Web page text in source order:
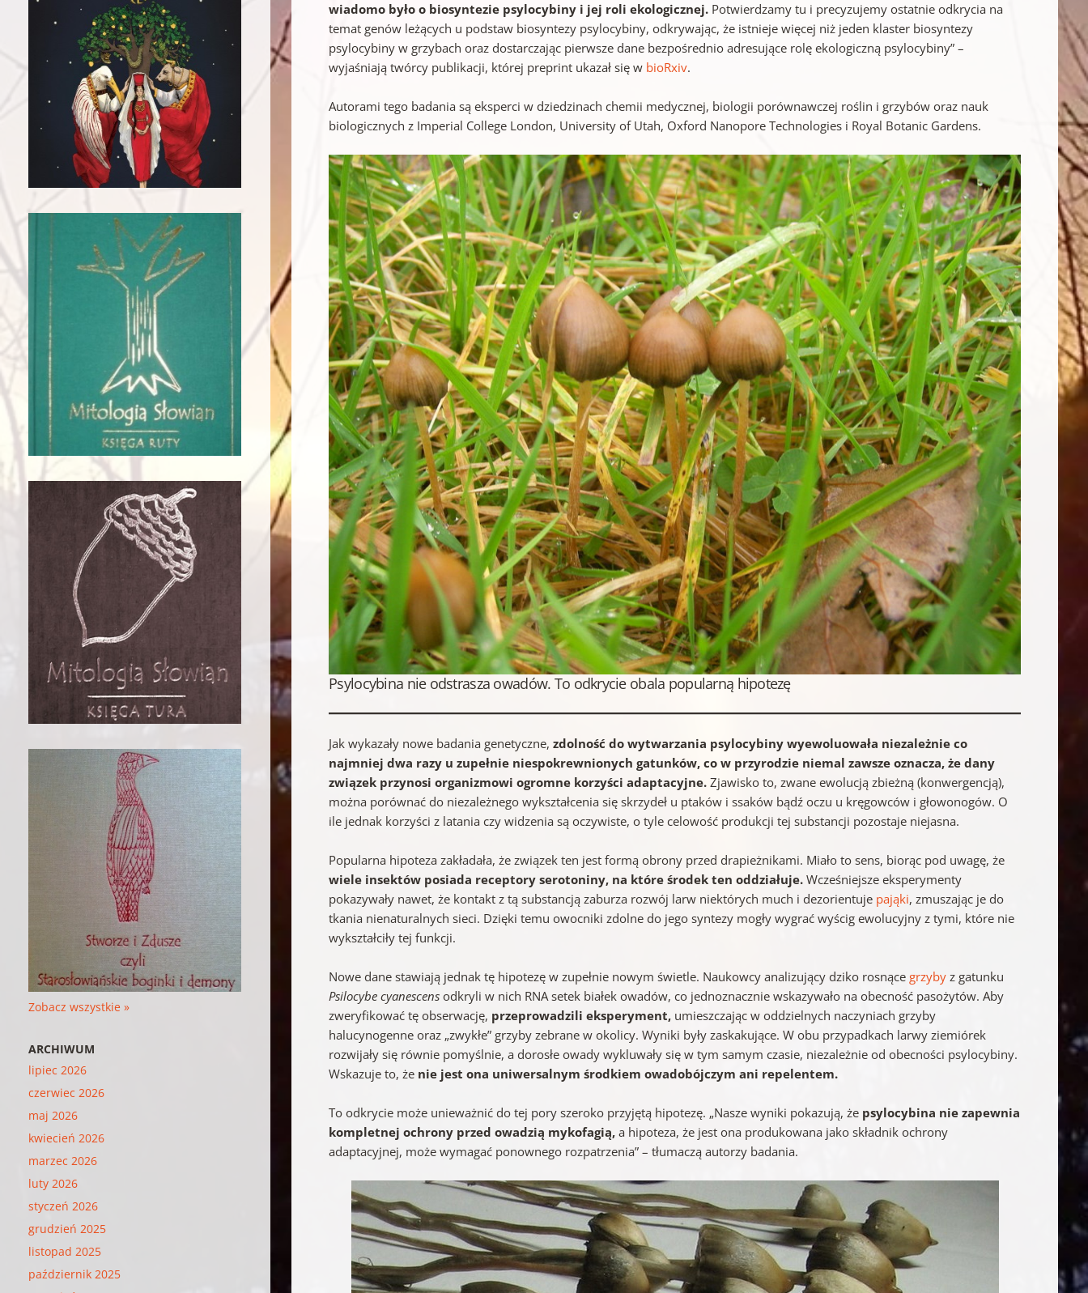
wiadomo było o biosyntezie psylocybiny i jej roli ekologicznej. Potwierdzamy tu i precyzujemy ostatnie odkrycia na
temat genów leżących u podstaw biosyntezy psylocybiny, odkrywając, że istnieje więcej niż jeden klaster biosyntezy
psylocybiny w grzybach oraz dostarczając pierwsze dane bezpośrednio adresujące rolę ekologiczną psylocybiny” –
wyjaśniają twórcy publikacji, której preprint ukazał się w bioRxiv.
Autorami tego badania są eksperci w dziedzinach chemii medycznej, biologii porównawczej roślin i grzybów oraz nauk
biologicznych z Imperial College London, University of Utah, Oxford Nanopore Technologies i Royal Botanic Gardens.
Psylocybina nie odstrasza owadów. To odkrycie obala popularną hipotezę
Jak wykazały nowe badania genetyczne,zdolność do wytwarzania psylocybiny wyewoluowała niezależnie co
najmniej dwa razy u zupełnie niespokrewnionych gatunków, co w przyrodzie niemal zawsze oznacza, że dany
związek przynosi organizmowi ogromne korzyści adaptacyjne. Zjawisko to, zwane ewolucją zbieżną (konwergencją),
można porównać do niezależnego wykształcenia się skrzydeł u ptaków i ssaków bądź oczu u kręgowców i głowonogów. O
ile jednak korzyści z latania czy widzenia są oczywiste, o tyle celowość produkcji tej substancji pozostaje niejasna.
Popularna hipoteza zakładała, że związek ten jest formą obrony przed drapieżnikami. Miało to sens, biorąc pod uwagę, że
wiele insektów posiada receptory serotoniny, na które środek ten oddziałuje. Wcześniejsze eksperymenty
pokazywały nawet, że kontakt z tą substancją zaburza rozwój larw niektórych much i dezorientuje pająki, zmuszając je do
tkania nienaturalnych sieci. Dzięki temu owocniki zdolne do jego syntezy mogły wygrać wyścig ewolucyjny z tymi, które nie
wykształciły tej funkcji.
Nowe dane stawiają jednak tę hipotezę w zupełnie nowym świetle. Naukowcy analizujący dziko rosnącegrzyby z gatunku
Psilocybe cyanescens odkryli w nich RNA setek białek owadów, co jednoznacznie wskazywało na obecność pasożytów. Aby
zweryfikować tę obserwację, przeprowadzili eksperyment, umieszczając w oddzielnych naczyniach grzyby
halucynogenne oraz „zwykłe” grzyby zebrane w okolicy. Wyniki były zaskakujące. W obu przypadkach larwy ziemiórek
rozwijały się równie pomyślnie, a dorosłe owady wykluwały się w tym samym czasie, niezależnie od obecności psylocybiny.
Wskazuje to, że nie jest ona uniwersalnym środkiem owadobójczym ani repelentem.
To odkrycie może unieważnić do tej pory szeroko przyjętą hipotezę. „Nasze wyniki pokazują, że psylocybina nie zapewnia
kompletnej ochrony przed owadzią mykofagią, a hipoteza, że jest ona produkowana jako składnik ochrony
adaptacyjnej, może wymagać ponownego rozpatrzenia” – tłumaczą autorzy badania.
Zobacz wszystkie »
ARCHIWUM
lipiec 2026
czerwiec 2026
maj 2026
kwiecień 2026
marzec 2026
luty 2026
styczeń 2026
grudzień 2025
listopad 2025
październik 2025